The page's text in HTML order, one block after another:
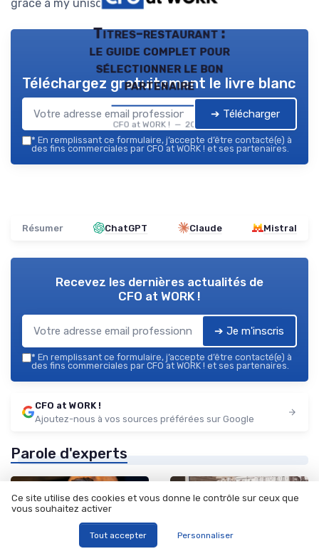
grâce à my unisoft solution
Titres-restaurant :
le guide complet pour
sélectionner le bon
partenaire
CFO at WORK ! — 2026
Téléchargez gratuitement le livre blanc
➔ Télécharger
* En remplissant ce formulaire, j’accepte d’être contacté(e) à
des fins commerciales par CFO at WORK ! et ses partenaires.
Résumer ChatGPT Claude Mistral
Recevez les dernières actualités de
CFO at WORK !
➔ Je m'inscris
* En remplissant ce formulaire, j’accepte d’être contacté(e) à
des fins commerciales par CFO at WORK ! et ses partenaires.
CFO at WORK !
Ajoutez-nous à vos sources préférées sur Google
Parole d'experts
Ce site utilise des cookies et vous donne le contrôle sur ceux que
vous souhaitez activer
Tout accepter Personnaliser